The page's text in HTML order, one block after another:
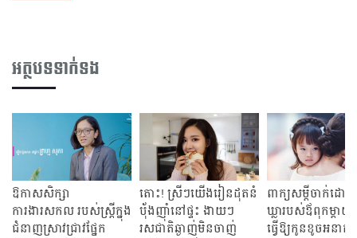
អត្ថបទទាក់ទង
ឱកាសសិក្សា
ការងារសកល របស់ស្រ្តីក្នុង
ជំនាញស្រាវជ្រាវផ្នែក
តោះ! ស្រីៗយើងរៀនដុតនំ
ប៉័ងញ៉ាំនៅផ្ទះ ងាយៗ
រសជាតិឆ្ងាញ់មិនចាញ់
ពាក្យ​សម្ដី​ចាក់​ដោ
ឃ្លា​របស់​ឪពុក​ម្ដាយ
ធ្វើ​ឱ្យ​កូន​ខូច​អនាគ